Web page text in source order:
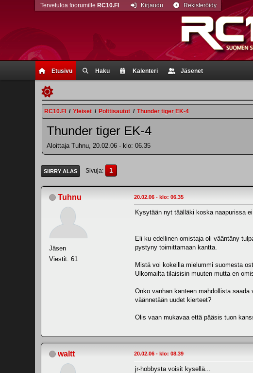
Etusivu Haku Kalenteri Jäsenet
Tervetuloa foorumille RC10.FI Kirjaudu Rekisteröidy
RC10.FI / Yleiset / Polttisautot / Thunder tiger EK-4
Thunder tiger EK-4
Aloittaja Tuhnu, 20.02.06 - klo: 06.35
SIIRRY ALAS Sivuja 1
Tuhnu
Jäsen
Viestit: 61
20.02.06 - klo: 06.35
Kysytään nyt täälläki koska naapurissa
Eli ku edellinen omistaja oli vääntäny
pystyny toimittamaan kantta.
Mistä voi kokeilla mielummi suomesta
Ulkomailta tilaisisin muuten mutta en
Onko vanhan kanteen mahdollista
väännetään uudet kierteet?
Olis vaan mukavaa että pääsis tuon
waltt 20.02.06 - klo: 08.39
jr-hobbysta voisit kysellä...